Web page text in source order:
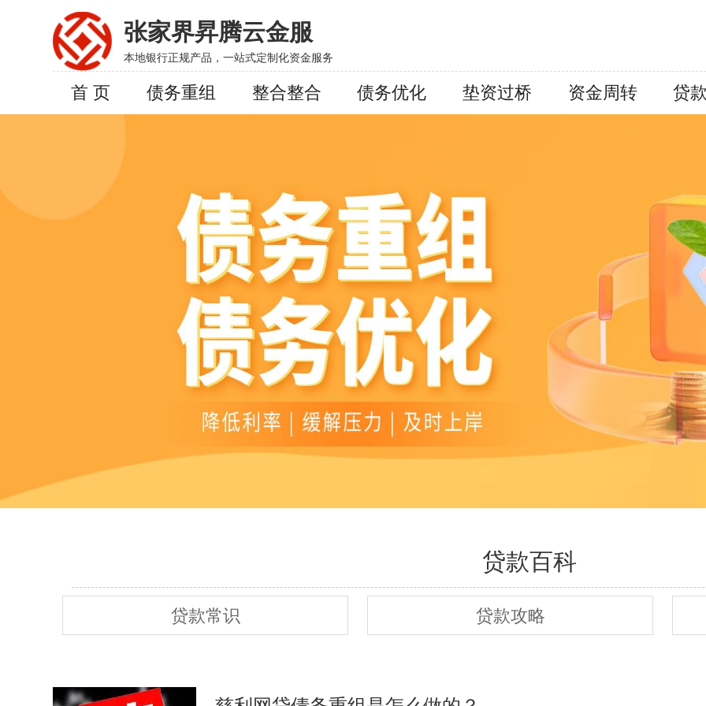
张家界昇腾云金服
本地银行正规产品，一站式定制化资金服务
首 页 债务重组 整合整合 债务优化 垫资过桥 资金周转 贷
贷款百科
贷款常识 贷款攻略